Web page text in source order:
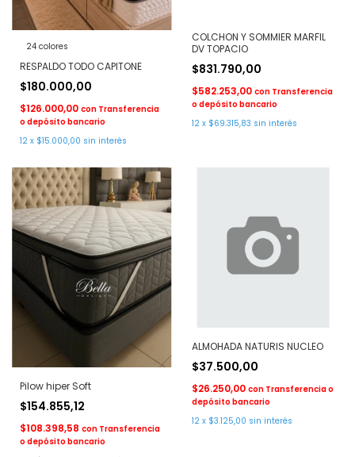
24 colores
RESPALDO TODO CAPITONE
$180.000,00
$126.000,00 con Transferencia
o depósito bancario
12 x $15.000,00 sin interés
COLCHON Y SOMMIER MARFIL
DV TOPACIO
$831.790,00
$582.253,00 con Transferencia
o depósito bancario
12 x $69.315,83 sin interés
Pilow hiper Soft
$154.855,12
$108.398,58 con Transferencia
o depósito bancario
ALMOHADA NATURIS NUCLEO
$37.500,00
$26.250,00 con Transferencia o
depósito bancario
12 x $3.125,00 sin interés